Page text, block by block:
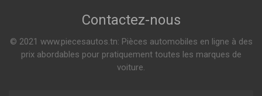
Contactez-nous
© 2021 www.piecesautos.tn: Pièces automobiles en ligne à des
prix abordables pour pratiquement toutes les marques de
voiture.